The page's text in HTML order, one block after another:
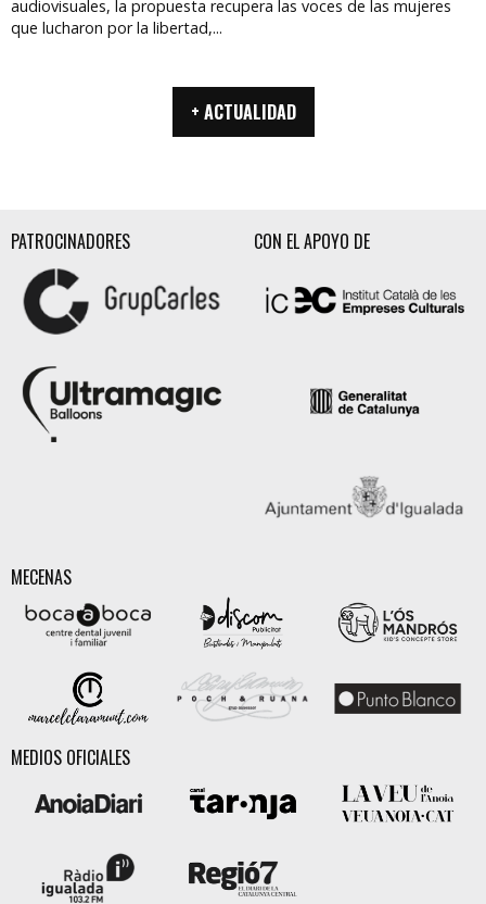
audiovisuales, la propuesta recupera las voces de las mujeres
que lucharon por la libertad,...
+ ACTUALIDAD
PATROCINADORES CON EL APOYO DE
MECENAS
MEDIOS OFICIALES